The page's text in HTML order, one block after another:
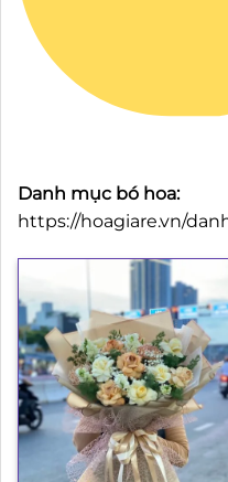
Danh mục bó hoa:
https://hoagiare.vn/